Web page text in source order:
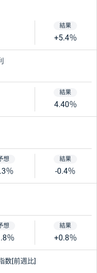
+5.4％
4.40％
％ -0.4％
％ +0.8％
数[前週比]